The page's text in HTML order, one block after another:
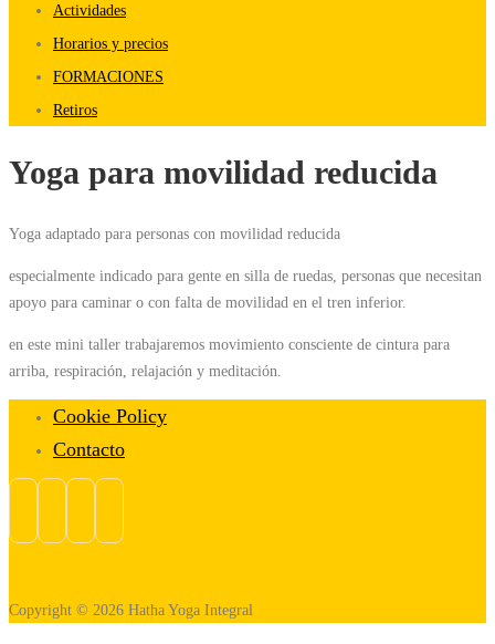
Actividades
Horarios y precios
FORMACIONES
Retiros
Yoga para movilidad reducida
Yoga adaptado para personas con movilidad reducida
especialmente indicado para gente en silla de ruedas, personas que necesitan
apoyo para caminar o con falta de movilidad en el tren inferior.
en este mini taller trabajaremos movimiento consciente de cintura para
arriba, respiración, relajación y meditación.
Cookie Policy
Contacto
Copyright © 2026 Hatha Yoga Integral